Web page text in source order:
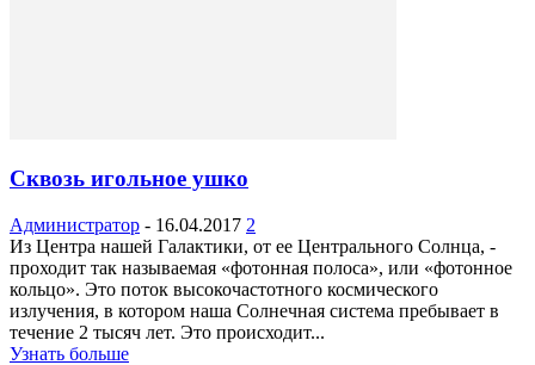
Сквозь игольное ушко
Администратор - 16.04.2017 2
Из Центра нашей Галактики, от ее Центрального Солнца, ­
проходит так называемая «фотонная полоса», или «фотонное
кольцо». Это поток высокочастотного космического
излучения, в котором наша Солнечная система пребывает в
течение 2 тысяч лет. Это происходит...
Узнать больше